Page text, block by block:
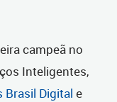
campeã no
Inteligentes,
Brasil Digital e